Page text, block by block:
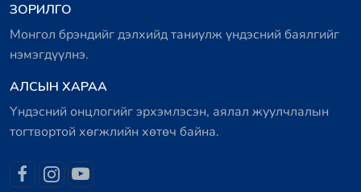
ЗОРИЛГО
Монгол брэндийг дэлхийд таниулж үндэсний баялгийг
нэмэгдүүлнэ.
АЛСЫН ХАРАА
Үндэсний онцлогийг эрхэмлэсэн, аялал жуулчлалын
тогтвортой хөгжлийн хөтөч байна.